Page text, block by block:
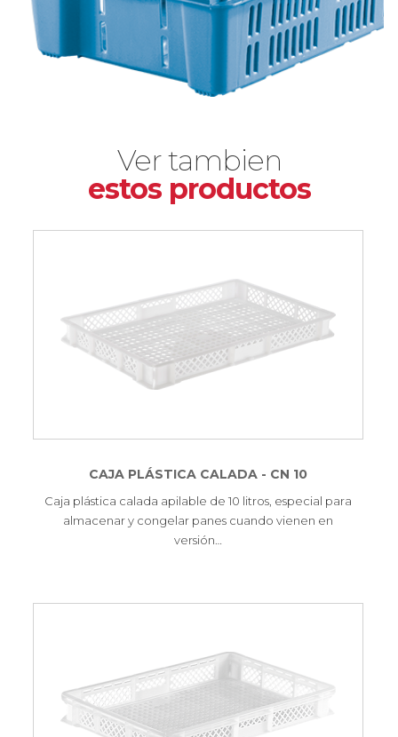
Ver tambien
estos productos
CAJA PLÁSTICA CALADA - CN 10
Caja plástica calada apilable de 10 litros, especial para
almacenar y congelar panes cuando vienen en
versión…